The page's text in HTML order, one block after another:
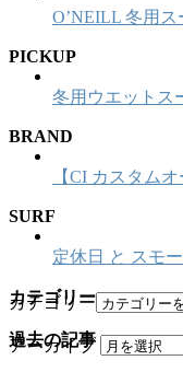
O’NEILL 冬用
PICKUP
冬用ウエットス
BRAND
【CI カスタム
SURF
定休日 と スモ
カテゴリー
カテゴリー
過去の記事
アーカイブ